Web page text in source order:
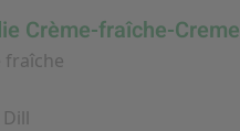
Crème-fraîche-Creme
fraîche